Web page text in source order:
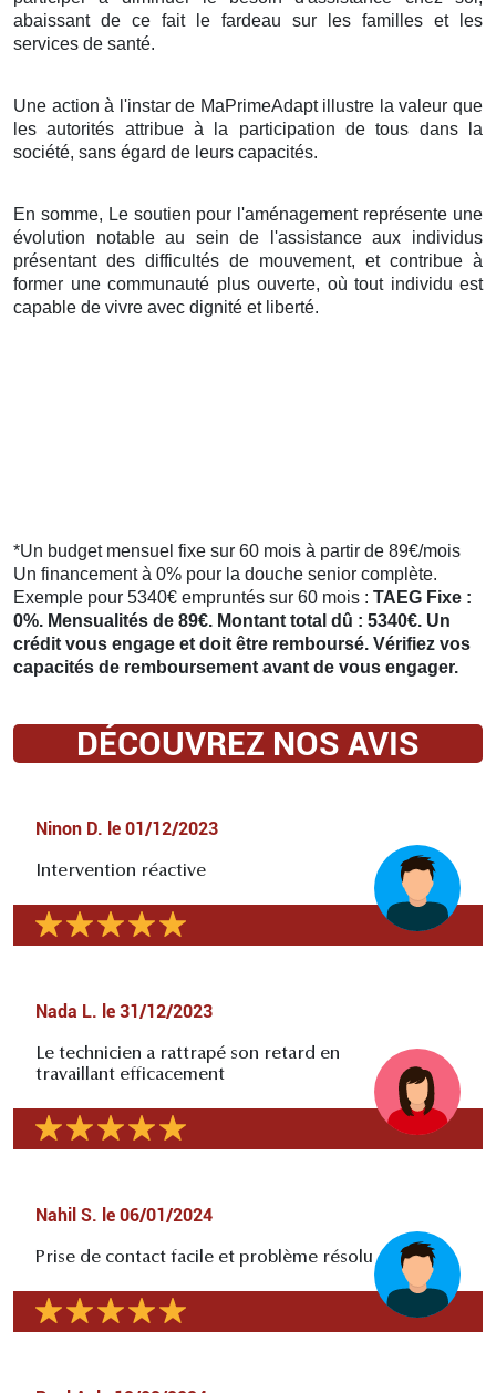
abaissant de ce fait le fardeau sur les familles et les
services de santé.
Une action à l'instar de MaPrimeAdapt illustre la valeur que
les autorités attribue à la participation de tous dans la
société, sans égard de leurs capacités.
En somme, Le soutien pour l'aménagement représente une
évolution notable au sein de l'assistance aux individus
présentant des difficultés de mouvement, et contribue à
former une communauté plus ouverte, où tout individu est
capable de vivre avec dignité et liberté.
*Un budget mensuel fixe sur 60 mois à partir de 89€/mois
Un financement à 0% pour la douche senior complète.
Exemple pour 5340€ empruntés sur 60 mois : TAEG Fixe :
0%. Mensualités de 89€. Montant total dû : 5340€. Un
crédit vous engage et doit être remboursé. Vérifiez vos
capacités de remboursement avant de vous engager.
DÉCOUVREZ NOS AVIS
Ninon D. le 01/12/2023
Intervention réactive
Nada L. le 31/12/2023
Le technicien a rattrapé son retard en
travaillant efficacement
Nahil S. le 06/01/2024
Prise de contact facile et problème résolu